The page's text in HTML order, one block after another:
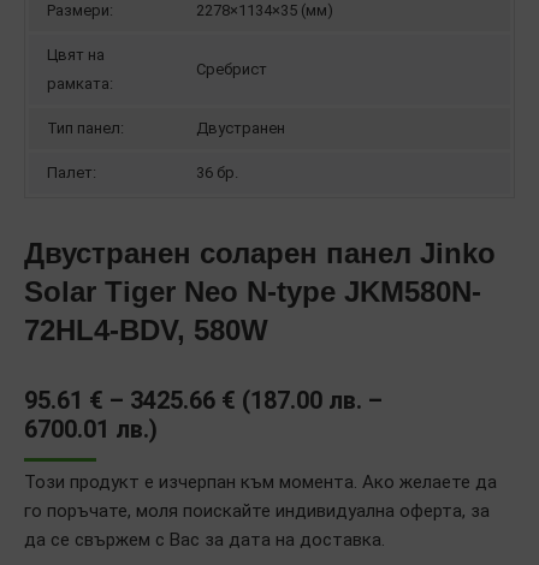
Размери: 2278×1134×35 (мм)
Цвят на
рамката:
Сребрист
Тип панел: Двустранен
Палет: 36 бр.
Двустранен соларен панел Jinko
Solar Tiger Neo N-type JKM580N-
72HL4-BDV, 580W
95.61 € – 3425.66 € Price
through
3425.66 €
(187.00 лв. –
6700.01 лв.)
Този продукт е изчерпан към момента. Ако желаете да
го поръчате, моля поискайте индивидуална оферта, за
да се свържем с Вас за дата на доставка.